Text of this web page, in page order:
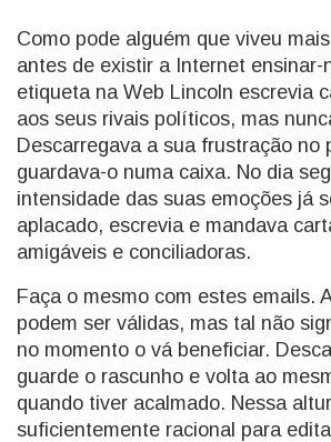
Como pode alguém que viveu
antes de existir a Internet ensinar-
etiqueta na Web Lincoln escrevia
aos seus rivais políticos, mas
Descarregava a sua frustração no
guardava-o numa caixa. No dia
intensidade das suas emoções já
aplacado, escrevia e mandava
amigáveis e conciliadoras.
Faça o mesmo com estes emails.
podem ser válidas, mas tal não
no momento o vá beneficiar.
guarde o rascunho e volta ao
quando tiver acalmado. Nessa
suficientemente racional para